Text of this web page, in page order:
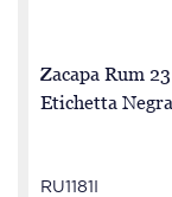
Zacapa Rum
Etichetta
RU1181I